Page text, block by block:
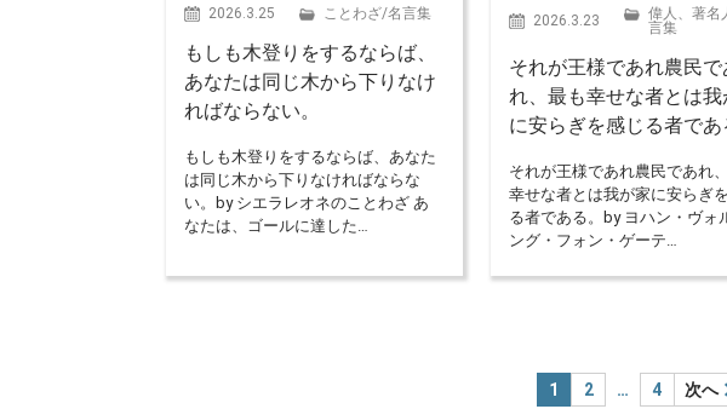
2026.3.25 ことわざ/名言集
もしも木登りをするならば、
あなたは同じ木から下りなけ
ればならない。
もしも木登りをするならば、あなた
は同じ木から下りなければならな
い。by シエラレオネのことわざ あ
なたは、ゴールに達した…
2026.3.23 偉人、著名
言集
それが王様であれ農民で
れ、最も幸せな者とは我
に安らぎを感じる者であ
それが王様であれ農民であれ
幸せな者とは我が家に安らぎ
る者である。by ヨハン・ヴォ
ング・フォン・ゲーテ…
1 2 … 4 次へ